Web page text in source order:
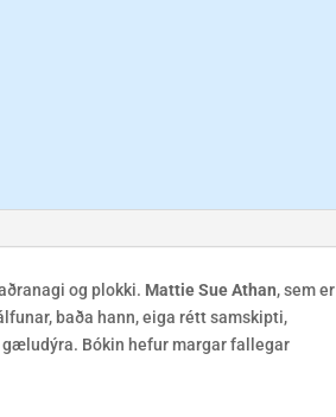
og plokki. Mattie Sue Athan, sem er
baða hann, eiga rétt samskipti,
Bókin hefur margar fallegar